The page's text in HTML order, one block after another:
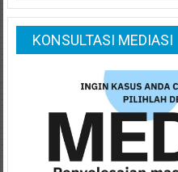
KONSULTASI MEDIASI